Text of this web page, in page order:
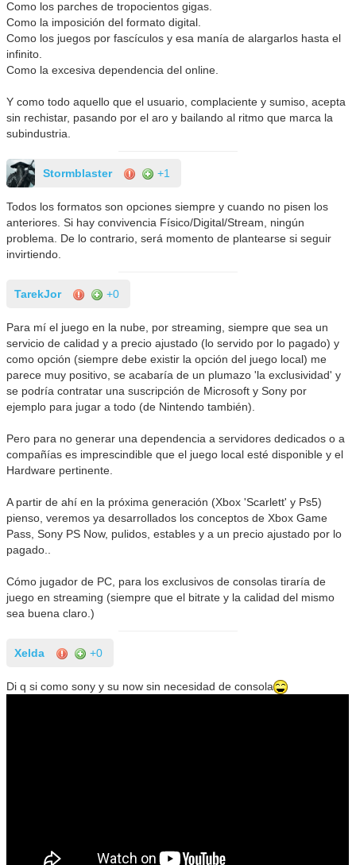
Como los parches de tropocientos gigas.
Como la imposición del formato digital.
Como los juegos por fascículos y esa manía de alargarlos hasta el
infinito.
Como la excesiva dependencia del online.
Y como todo aquello que el usuario, complaciente y sumiso, acepta
sin rechistar, pasando por el aro y bailando al ritmo que marca la
subindustria.
Stormblaster +1
Todos los formatos son opciones siempre y cuando no pisen los
anteriores. Si hay convivencia Físico/Digital/Stream, ningún
problema. De lo contrario, será momento de plantearse si seguir
invirtiendo.
TarekJor +0
Para mí el juego en la nube, por streaming, siempre que sea un
servicio de calidad y a precio ajustado (lo servido por lo pagado) y
como opción (siempre debe existir la opción del juego local) me
parece muy positivo, se acabaría de un plumazo 'la exclusividad' y
se podría contratar una suscripción de Microsoft y Sony por
ejemplo para jugar a todo (de Nintendo también).
Pero para no generar una dependencia a servidores dedicados o a
compañías es imprescindible que el juego local esté disponible y el
Hardware pertinente.
A partir de ahí en la próxima generación (Xbox 'Scarlett' y Ps5)
pienso, veremos ya desarrollados los conceptos de Xbox Game
Pass, Sony PS Now, pulidos, estables y a un precio ajustado por lo
pagado..
Cómo jugador de PC, para los exclusivos de consolas tiraría de
juego en streaming (siempre que el bitrate y la calidad del mismo
sea buena claro.)
Xelda +0
Di q si como sony y su now sin necesidad de consola